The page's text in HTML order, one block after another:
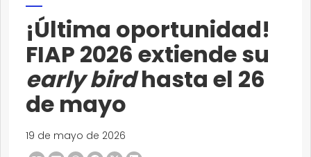
¡Última oportunidad!
FIAP 2026 extiende su
early birdhasta el 26
de mayo
19 de mayo de 2026